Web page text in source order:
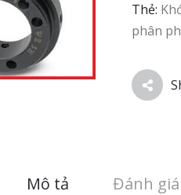
Thẻ:
phân
Mô tả Đánh giá